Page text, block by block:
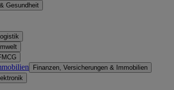
Gesundheit
Finanzen, Versicherungen & Immobilien